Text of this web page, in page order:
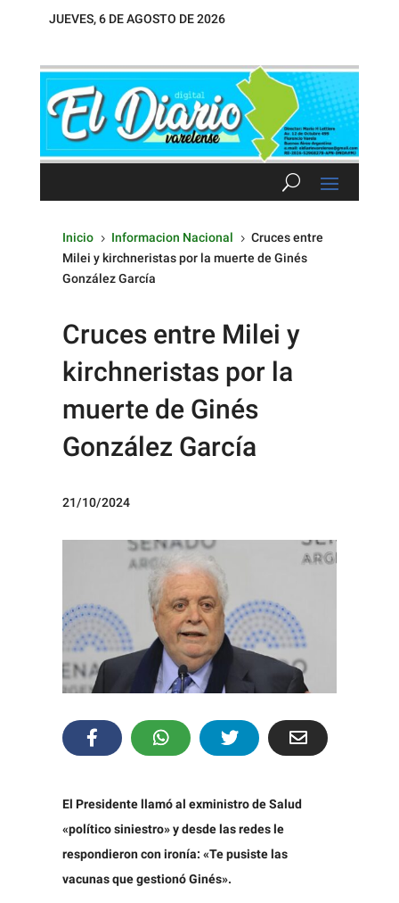
JUEVES, 6 DE AGOSTO DE 2026
Inicio 5 Informacion Nacional 5 Cruces entre
Milei y kirchneristas por la muerte de Ginés
González García
Cruces entre Milei y
kirchneristas por la
muerte de Ginés
González García
21/10/2024
El Presidente llamó al exministro de Salud
«político siniestro» y desde las redes le
respondieron con ironía: «Te pusiste las
vacunas que gestionó Ginés».